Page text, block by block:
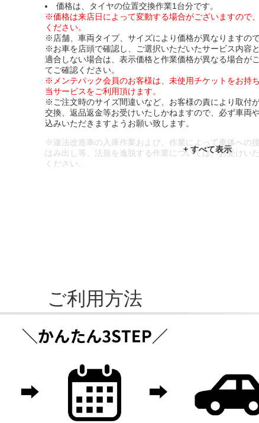
価格は、タイヤの位置交換作業1台分です。
※価格は来店日によって変動する場合がございますので
ください。
※店舗、車両タイプ、サイズにより価格が異なりますの
※お車を店頭で確認し、ご選択いただいたサービス内容
適合しない場合は、表示価格と作業価格が異なる場合が
てご確認ください。
※メンテパック会員のお客様は、未使用チケットをお持
当サービスをご利用頂けます。
※ご注文時のサイズ間違いなど、お客様の責により取付
交換、返品返金等お受けいたしかねますので、必ず車両
込みいただきますようお願い致します。
※違法改造車の入庫作業および、作業によって車体への
はみ出し等、法規を逸脱する作業については、お受けい
ください。
ご利用方法